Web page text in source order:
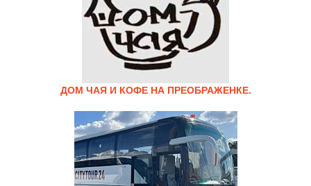
ДОМ ЧАЯ И КОФЕ НА ПРЕОБРАЖЕНКЕ.